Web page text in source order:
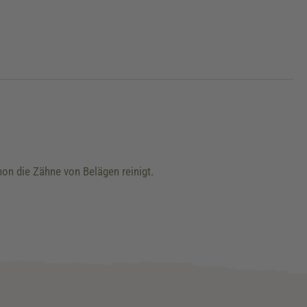
die Zähne von Belägen reinigt.